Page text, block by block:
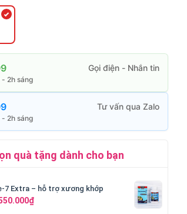
2h sáng
2h sáng
quà tặng dành cho bạn
7 Extra – hỗ trợ xương khớp